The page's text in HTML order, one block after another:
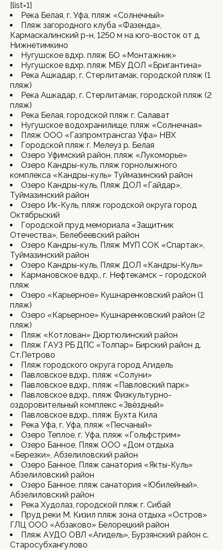
[list=1]
Река Белая, г. Уфа, пляж «Солнечный»
Пляж загородного клуба «Фазенда»,
Кармаскалинский р-н, 1250 м на юго-восток от д.
Нижнетимкино
Нугушское вдхр. пляж БО «Монтажник»
Нугушское вдхр. пляж МБУ ДОЛ «Бригантина»
Река Ашкадар, г. Стерлитамак, городской пляж (1
пляж)
Река Ашкадар, г. Стерлитамак, городской пляж (2
пляж)
Река Белая, городской пляж г. Салават
Нугушское водохранилище, пляж «Солнечная»
Пляж ООО «Газпромтрансгаз Уфа» НВХ
Городской пляж г. Мелеуз р. Белая
Озеро Уфимский район, пляж «Лукоморье»
Озеро Кандры-куль, пляж горнолыжного
комплекса «Кандры-куль» Туймазинский район
Озеро Кандры-куль, Пляж ДОЛ «Гайдар»,
Туймазинский район
Озеро Ик-Куль, пляж городской округа город
Октябрьский
Городской пруд мемориала «Защитник
Отечества», Белебеевский район
Озеро Кандры-куль, Пляж МУП СОК «Спартак»,
Туймазинский район
Озеро Кандры-куль, Пляж ДОЛ «Кандры-Куль»
Кармановское вдхр., г. Нефтекамск – городской
пляж
Озеро «Карьерное» Кушнаренковский район (1
пляж)
Озеро «Карьерное» Кушнаренковский район (2
пляж)
Пляж «Котлован» Дюртюлинский район
Пляж ГАУЗ РБ ДПС «Толпар» Бирский район д.
Ст.Петрово
Пляж городского округа город Агидель
Павловское вдхр., пляж «Солуни»
Павловское вдхр., пляж «Павловский парк»
Павловское вдхр., пляж Физкультурно-
оздоровительный комплекс «Звёздный»
Павловское вдхр., пляж Бухта Кила
Река Уфа, г. Уфа, пляж «Песчаный»
Озеро Теплое, г. Уфа, пляж «Гольфстрим»
Озеро Банное, Пляж ООО «Дом отдыха
«Березки», Абзелиловский район
Озеро Банное, Пляж санатория «Якты-Куль»
Абзелиловский район
Озеро Банное, пляж санатория «Юбилейный»,
Абзелиловский район
Река Худолаз, городской пляж г. Сибай
Пруд реки М. Кизил пляж зона отдыха «Остров»
ГЛЦ ООО «Абзаково» Белорецкий район
Пляж АУДО ОВЛ «Агидель», Бурзянский район с.
Старосубхангулово